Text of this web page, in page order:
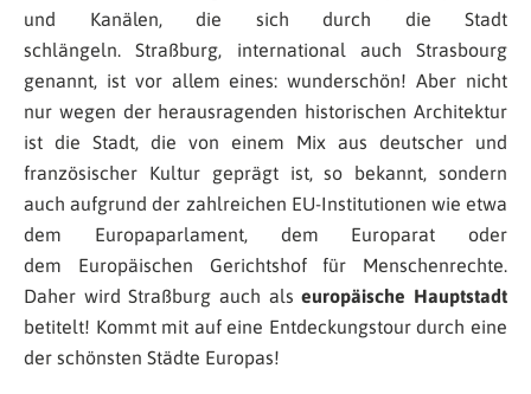
und Kanälen, die sich durch die Stadt
schlängeln. Straßburg, international auch Strasbourg
genannt, ist vor allem eines: wunderschön! Aber nicht
nur wegen der herausragenden historischen Architektur
ist die Stadt, die von einem Mix aus deutscher und
französischer Kultur geprägt ist, so bekannt, sondern
auch aufgrund der zahlreichen EU-Institutionen wie etwa
dem Europaparlament, dem Europarat oder
dem Europäischen Gerichtshof für Menschenrechte.
Daher wird Straßburg auch alseuropäische Hauptstadt
betitelt! Kommt mit auf eine Entdeckungstour durch eine
der schönsten Städte Europas!